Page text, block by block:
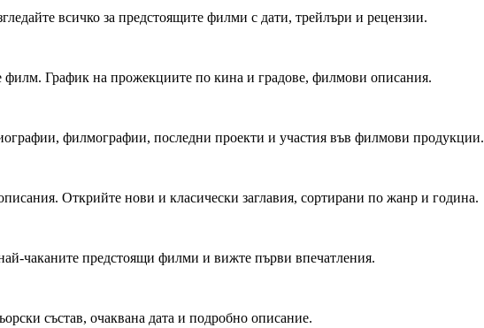
всичко за предстоящите филми с дати, трейлъри и рецензии.
филм. График на прожекциите по кина и градове, филмови описания.
филмографии, последни проекти и участия във филмови продукции.
Открийте нови и класически заглавия, сортирани по жанр и година.
чаканите предстоящи филми и вижте първи впечатления.
състав, очаквана дата и подробно описание.